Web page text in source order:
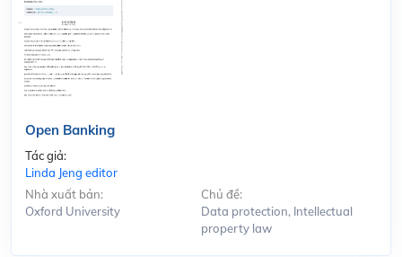
Open Banking
Tác giả:
Linda Jeng editor
Nhà xuất bản:
Oxford University
Chủ đề:
Data protection, Intellectual
property law